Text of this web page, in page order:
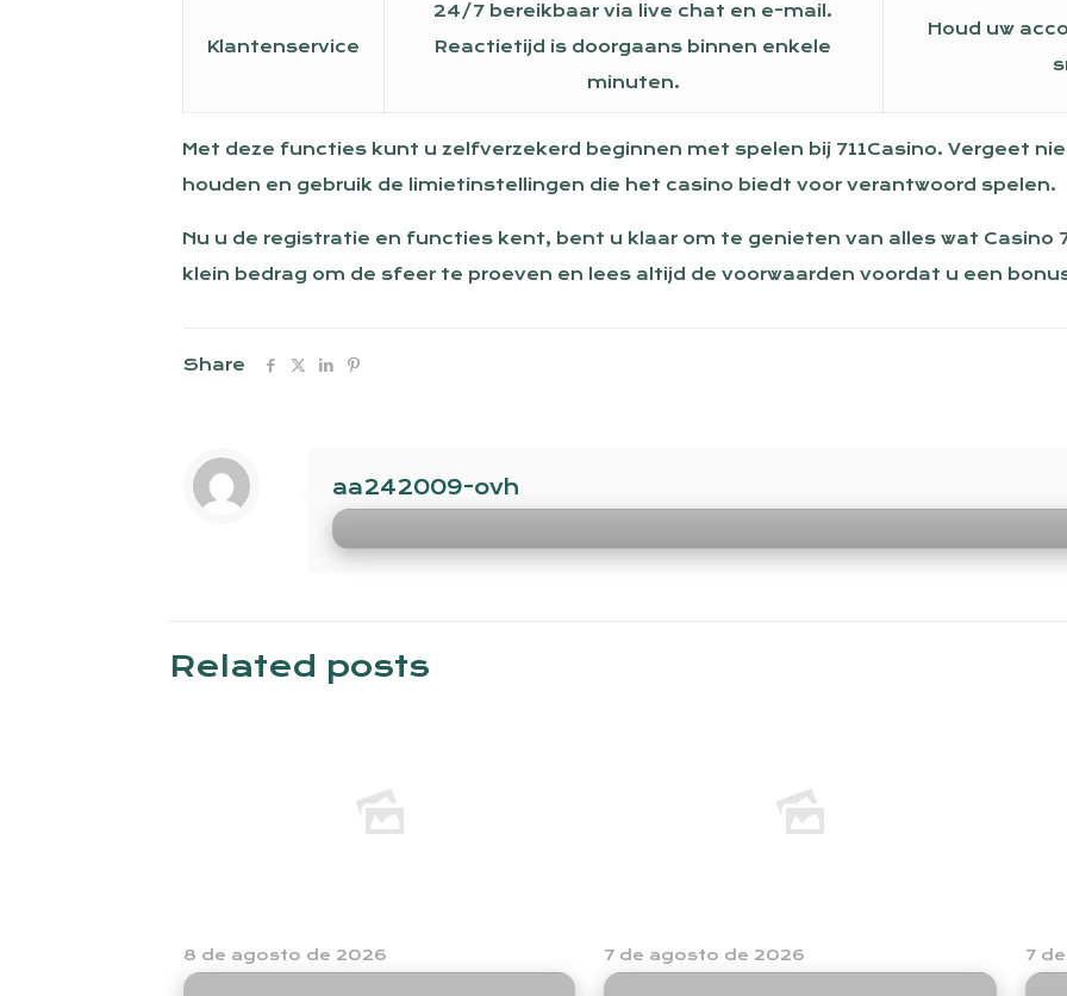
Klantenservice
24/7 bereikbaar via live chat en e-mail.
Reactietijd is doorgaans binnen enkele
minuten.
Houd uw
Met deze functies kunt u zelfverzekerd beginnen met spelen bij 711Casino. Vergeet
houden en gebruik de limietinstellingen die het casino biedt voor verantwoord spelen.
Nu u de registratie en functies kent, bent u klaar om te genieten van alles wat Casino
klein bedrag om de sfeer te proeven en lees altijd de voorwaarden voordat u een
Share
aa242009-ovh
Related posts
8 de agosto de 2026 7 de agosto de 2026 7